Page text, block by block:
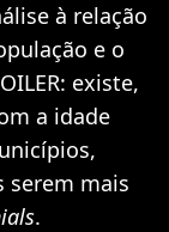
à relação
e o
existe,
a idade
serem mais
.